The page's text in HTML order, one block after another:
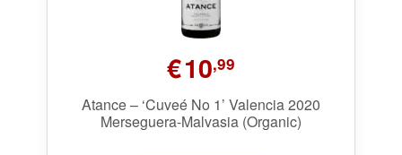
€10,99
Atance – ‘Cuveé No 1’ Valencia 2020
Merseguera-Malvasia (Organic)